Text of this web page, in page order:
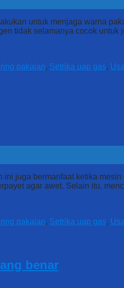
untuk menjaga warna
tidak selamanya cocok
pakaian, Setrika uap gas,
juga bermanfaat ketika
agar awet. Selain itu,
pakaian, Setrika uap gas,
benar